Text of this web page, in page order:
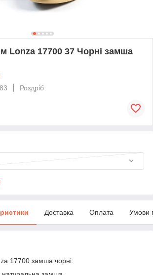
Lonza 17700 37 Чорні замша
Роздріб
Доставка Оплата Умови
17700 замша чорні.